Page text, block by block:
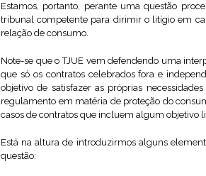
Estamos, portanto, perante uma questão
tribunal competente para dirimir o litígio em
relação de consumo.
Note-se que o TJUE vem defendendo uma
que só os contratos celebrados fora e
objetivo de satisfazer as próprias
regulamento em matéria de proteção do
casos de contratos que incluem algum objetivo
Está na altura de introduzirmos alguns
questão: